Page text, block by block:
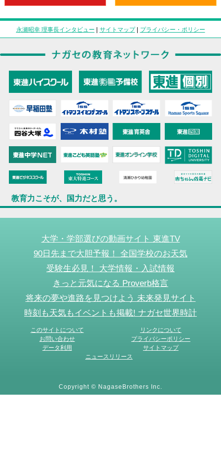
永瀬昭幸 理事長インタビュー | サイトマップ| プライバシー・ポリシー
教育力こそが、国力だと思う。
大学・学部選びの動画サイト 東進TV
90日先まで大胆予報！ 全国学校のお天気
受験生必見！ 大学情報・入試情報
きっと元気になる Proverb格言
将来の夢や進路を見つけよう 未来発見サイト
時刻も天気もイベントも掲載! ナガセ世界時計
このサイトについて
リンクについて
お問い合わせ
プライバシーポリシー
データ利用
サイトマップ
ニュースリリース
Copyright © NagaseBrothers Inc.